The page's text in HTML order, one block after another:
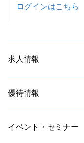
ログインはこちら
求人情報
優待情報
イベント・セミナー